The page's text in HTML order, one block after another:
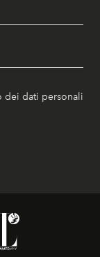
dei dati personali